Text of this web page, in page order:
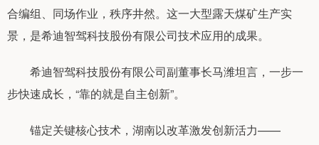
合编组、同场作业，秩序井然。这一大型露天煤矿生产实
景，是希迪智驾科技股份有限公司技术应用的成果。
希迪智驾科技股份有限公司副董事长马潍坦言，一步一
步快速成长，“靠的就是自主创新”。
锚定关键核心技术，湖南以改革激发创新活力——